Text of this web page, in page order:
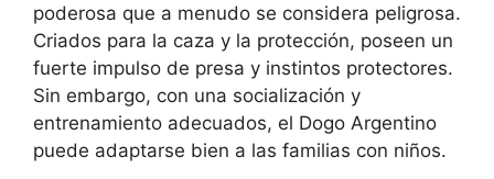
poderosa que a menudo se considera peligrosa.
Criados para la caza y la protección, poseen un
fuerte impulso de presa y instintos protectores.
Sin embargo, con una socialización y
entrenamiento adecuados, el Dogo Argentino
puede adaptarse bien a las familias con niños.